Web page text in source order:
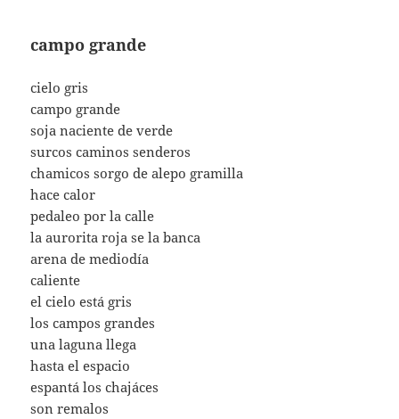
campo grande
cielo gris
campo grande
soja naciente de verde
surcos caminos senderos
chamicos sorgo de alepo gramilla
hace calor
pedaleo por la calle
la aurorita roja se la banca
arena de mediodía
caliente
el cielo está gris
los campos grandes
una laguna llega
hasta el espacio
espantá los chajáces
son remalos